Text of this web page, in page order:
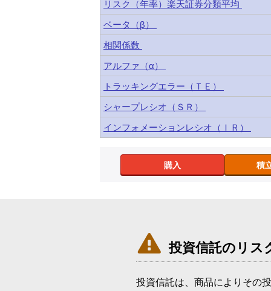
リスク（年率）楽天証券分類平均
ベータ（β）
相関係数
アルファ（α）
トラッキングエラー（ＴＥ）
シャープレシオ（ＳＲ）
インフォメーションレシオ（ＩＲ）
購入 積
 投資信託のリス
投資信託は、商品によりその